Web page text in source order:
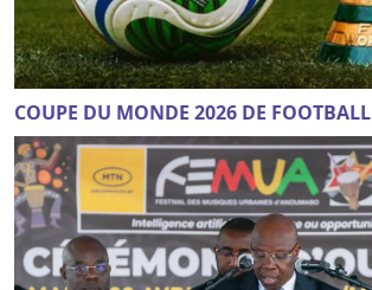
COUPE DU MONDE 2026 DE FOOTBALL